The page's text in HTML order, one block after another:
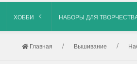
ХОББИ НАБОРЫ ДЛЯ
Главная Вышивание